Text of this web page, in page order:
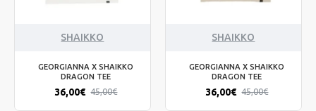
SHAIKKO
GEORGIANNA X SHAIKKO
DRAGON TEE
36,00€ 45,00€
SHAIKKO
GEORGIANNA X SHAIKKO
DRAGON TEE
36,00€ 45,00€